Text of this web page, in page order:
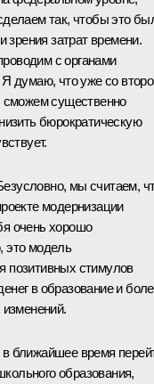
так, чтобы это
зрения затрат времени.
с органами
думаю, что уже со
сможем существенно
бюрократическую
мы считаем,
модернизации
очень хорошо
это модель
позитивных стимулов
в образование и
изменений.
ближайшее время
образования,